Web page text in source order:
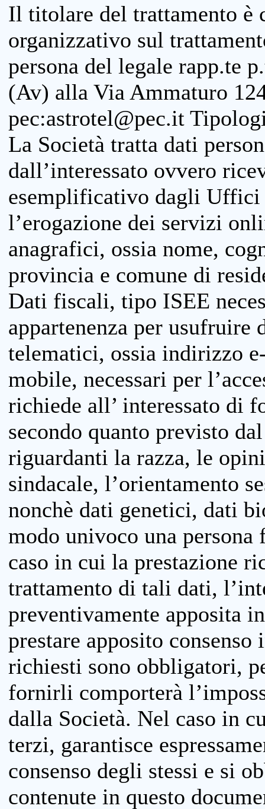
Il titolare del trattamento è
organizzativo sul
persona del legale rapp.te
(Av) alla Via Ammaturo
pec:astrotel@pec.it
La Società tratta dati
dall’interessato ovvero
esemplificativo dagli
l’erogazione dei servizi
anagrafici, ossia nome,
provincia e comune di
Dati fiscali, tipo ISEE
appartenenza per
telematici, ossia indirizzo
mobile, necessari per
richiede all’ interessato di
secondo quanto previsto
riguardanti la razza, le
sindacale, l’orientamento
nonchè dati genetici, dati
modo univoco una
caso in cui la prestazione
trattamento di tali dati,
preventivamente apposita
prestare apposito
richiesti sono obbligatori,
fornirli comporterà
dalla Società. Nel caso in
terzi, garantisce
consenso degli stessi e si
contenute in questo